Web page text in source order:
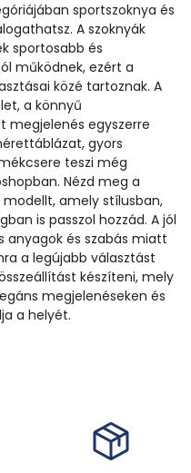
sportszoknya és
A szoknyák
sportosabb és
működnek, ezért a
közé tartoznak. A
a könnyű
megjelenés egyszerre
gyors
teszi még
Nézd meg a
amely stílusban,
is passzol hozzád. A jól
anyagok és szabás miatt
a legújabb választást
készíteni, mely
megjelenéseken és
a helyét.